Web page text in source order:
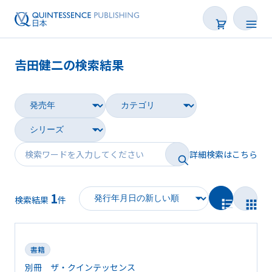
雑誌
映像
電子BOOK
著者一覧
𠮷田健二の検索結果
詳細検索はこちら
検索結果 1件
書籍
別冊 ザ・クインテッセンス